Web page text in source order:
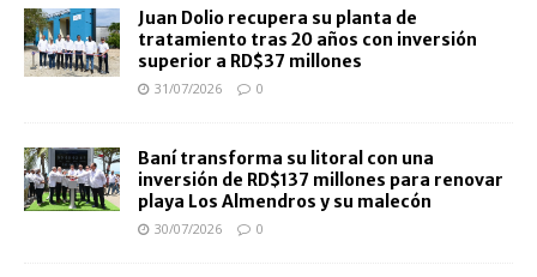
Juan Dolio recupera su planta de
tratamiento tras 20 años con inversión
superior a RD$37 millones
31/07/2026 0
Baní transforma su litoral con una
inversión de RD$137 millones para renovar
playa Los Almendros y su malecón
30/07/2026 0